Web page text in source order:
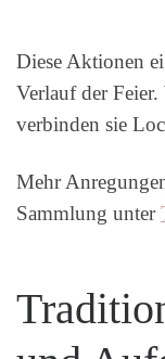
Diese Aktionen
Verlauf der
verbinden sie
Mehr
Sammlung unter